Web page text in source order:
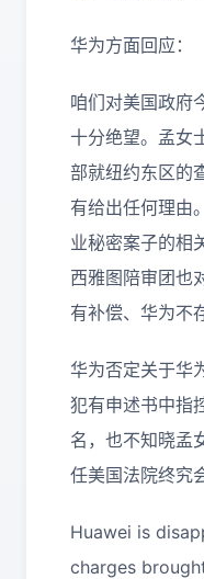
华为方面回应：
咱们对美国政府
十分绝望。孟女
部就纽约东区的
有给出任何理由
业秘密案子的相
西雅图陪审团也
有补偿、华为不
华为否定关于华
犯有申述书中指
名，也不知晓孟
任美国法院终究
Huawei is
charges